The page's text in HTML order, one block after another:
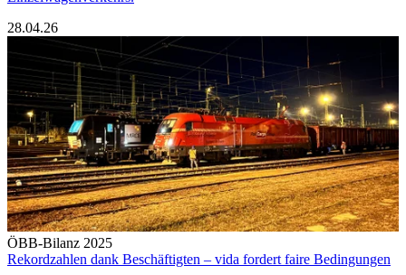
28.04.26
ÖBB-Bilanz 2025
Rekordzahlen dank Beschäftigten – vida fordert faire Bedingungen